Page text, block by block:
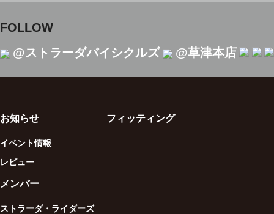
FOLLOW
@ストラーダバイシクルズ
@草津本店
お知らせ
イベント情報
レビュー
フィッティング
メンバー
ストラーダ・ライダーズ